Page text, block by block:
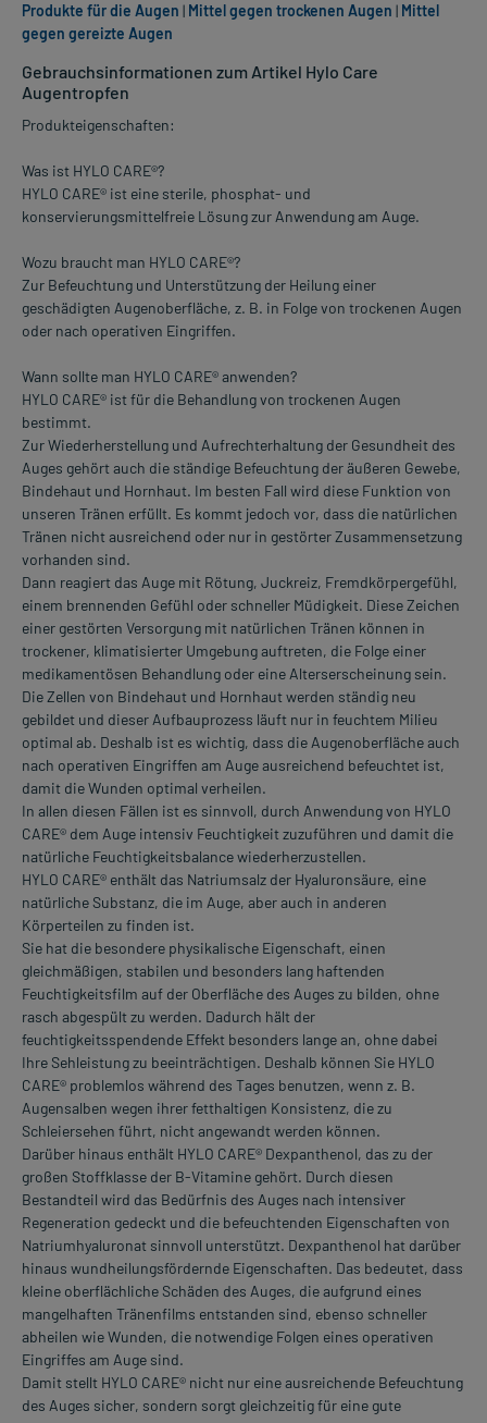
Gebrauchsinformationen zum Artikel Hylo Care
Augentropfen
Produkteigenschaften:
Was ist HYLO CARE®?
HYLO CARE® ist eine sterile, phosphat- und
konservierungsmittelfreie Lösung zur Anwendung am Auge.
Wozu braucht man HYLO CARE®?
Zur Befeuchtung und Unterstützung der Heilung einer
geschädigten Augenoberfläche, z. B. in Folge von trockenen Augen
oder nach operativen Eingriffen.
Wann sollte man HYLO CARE® anwenden?
HYLO CARE® ist für die Behandlung von trockenen Augen
bestimmt.
Zur Wiederherstellung und Aufrechterhaltung der Gesundheit des
Auges gehört auch die ständige Befeuchtung der äußeren Gewebe,
Bindehaut und Hornhaut. Im besten Fall wird diese Funktion von
unseren Tränen erfüllt. Es kommt jedoch vor, dass die natürlichen
Tränen nicht ausreichend oder nur in gestörter Zusammensetzung
vorhanden sind.
Dann reagiert das Auge mit Rötung, Juckreiz, Fremdkörpergefühl,
einem brennenden Gefühl oder schneller Müdigkeit. Diese Zeichen
einer gestörten Versorgung mit natürlichen Tränen können in
trockener, klimatisierter Umgebung auftreten, die Folge einer
medikamentösen Behandlung oder eine Alterserscheinung sein.
Die Zellen von Bindehaut und Hornhaut werden ständig neu
gebildet und dieser Aufbauprozess läuft nur in feuchtem Milieu
optimal ab. Deshalb ist es wichtig, dass die Augenoberfläche auch
nach operativen Eingriffen am Auge ausreichend befeuchtet ist,
damit die Wunden optimal verheilen.
In allen diesen Fällen ist es sinnvoll, durch Anwendung von HYLO
CARE® dem Auge intensiv Feuchtigkeit zuzuführen und damit die
natürliche Feuchtigkeitsbalance wiederherzustellen.
HYLO CARE® enthält das Natriumsalz der Hyaluronsäure, eine
natürliche Substanz, die im Auge, aber auch in anderen
Körperteilen zu finden ist.
Sie hat die besondere physikalische Eigenschaft, einen
gleichmäßigen, stabilen und besonders lang haftenden
Feuchtigkeitsfilm auf der Oberfläche des Auges zu bilden, ohne
rasch abgespült zu werden. Dadurch hält der
feuchtigkeitsspendende Effekt besonders lange an, ohne dabei
Ihre Sehleistung zu beeinträchtigen. Deshalb können Sie HYLO
CARE® problemlos während des Tages benutzen, wenn z. B.
Augensalben wegen ihrer fetthaltigen Konsistenz, die zu
Schleiersehen führt, nicht angewandt werden können.
Darüber hinaus enthält HYLO CARE® Dexpanthenol, das zu der
großen Stoffklasse der B-Vitamine gehört. Durch diesen
Bestandteil wird das Bedürfnis des Auges nach intensiver
Regeneration gedeckt und die befeuchtenden Eigenschaften von
Natriumhyaluronat sinnvoll unterstützt. Dexpanthenol hat darüber
hinaus wundheilungsfördernde Eigenschaften. Das bedeutet, dass
kleine oberflächliche Schäden des Auges, die aufgrund eines
mangelhaften Tränenfilms entstanden sind, ebenso schneller
abheilen wie Wunden, die notwendige Folgen eines operativen
Eingriffes am Auge sind.
Damit stellt HYLO CARE® nicht nur eine ausreichende Befeuchtung
des Auges sicher, sondern sorgt gleichzeitig für eine gute
Produkte für die Augen | Mittel gegen trockenen Augen | Mittel
gegen gereizte Augen